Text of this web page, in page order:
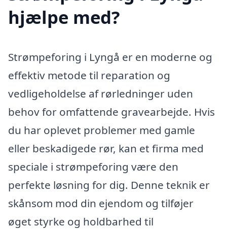
hjælpe med?
Strømpeforing i Lyngå er en moderne og
effektiv metode til reparation og
vedligeholdelse af rørledninger uden
behov for omfattende gravearbejde. Hvis
du har oplevet problemer med gamle
eller beskadigede rør, kan et firma med
speciale i strømpeforing være den
perfekte løsning for dig. Denne teknik er
skånsom mod din ejendom og tilføjer
øget styrke og holdbarhed til